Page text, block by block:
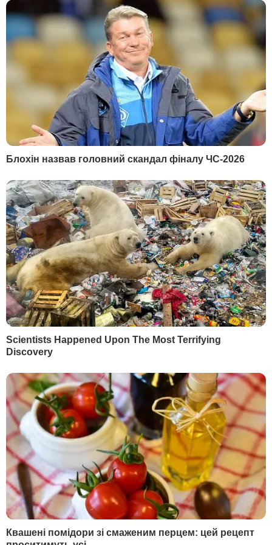
РЕКЛАМА
ПОПУЛЯРНОЕ
1
Кто потеряет бронирование от мобилизации с
1 сентября и какие два документа нужно
подать до понедельника
2Мужчина проехал на велосипеде 5,3 тыс. км и
умер на следующий день. История
благотворительного "последнего заезда"
30140
3фронте